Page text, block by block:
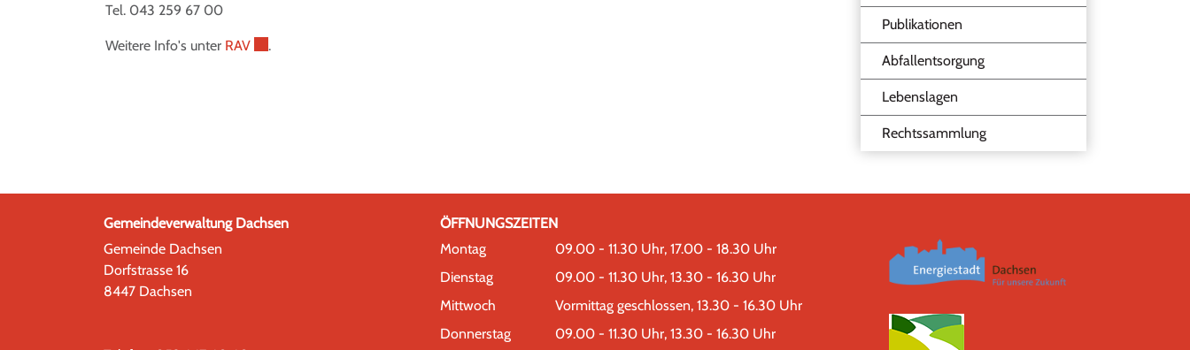
Publikationen
Abfallentsorgung
Lebenslagen
Rechtssammlung
Tel. 043 259 67 00
Weitere Info's unter RAVExterner Link wird in einem neuen Fenster geöffnet.
.
Gemeindeverwaltung Dachsen
Gemeinde Dachsen
Dorfstrasse 16
8447 Dachsen
ÖFFNUNGSZEITEN
Montag
09.00 - 11.30 Uhr, 17.00 - 18.30 Uhr
Dienstag
09.00 - 11.30 Uhr, 13.30 - 16.30 Uhr
Mittwoch
Vormittag geschlossen, 13.30 - 16.30 Uhr
Donnerstag
09.00 - 11.30 Uhr, 13.30 - 16.30 Uhr